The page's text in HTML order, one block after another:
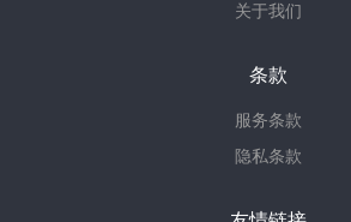
关于我们
条款
服务条款
隐私条款